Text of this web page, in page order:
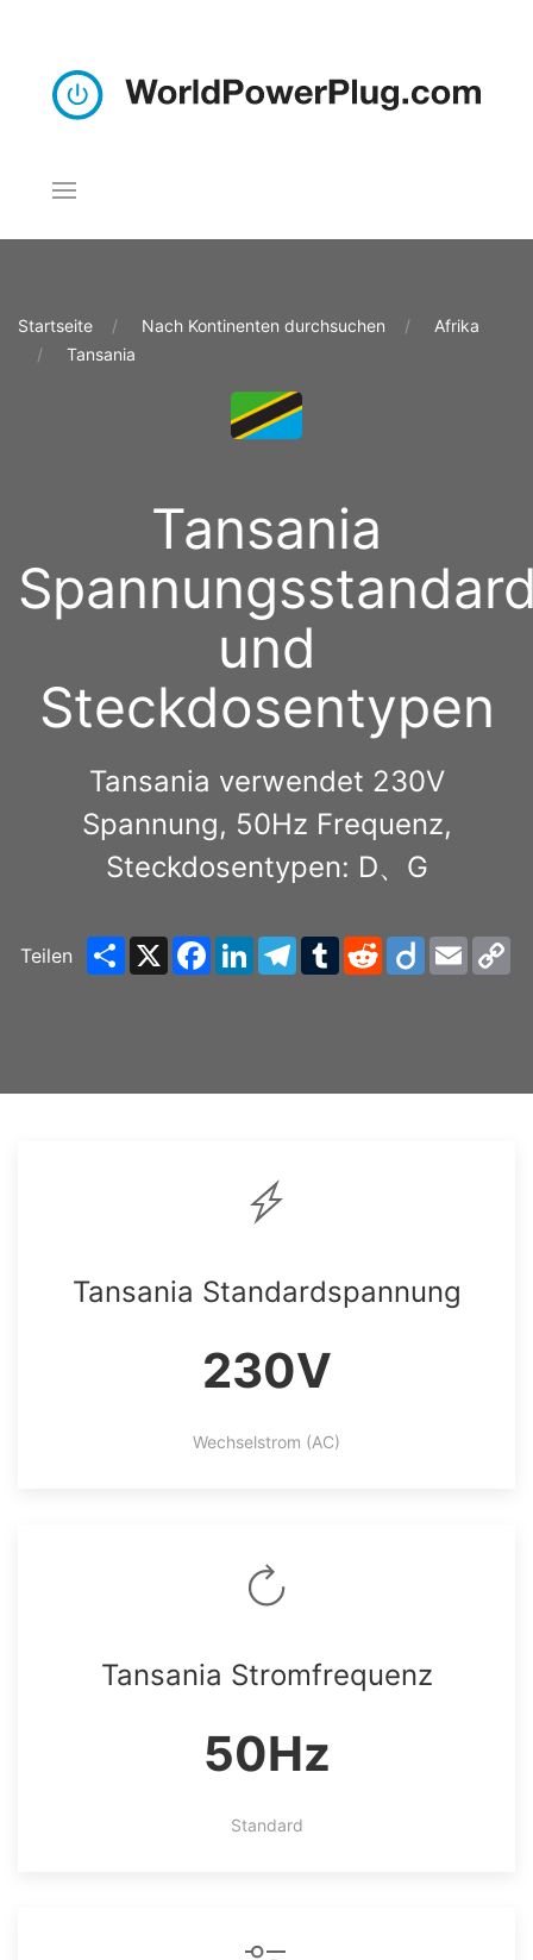
Startseite Nach Kontinenten durchsuchen
Afrika
Tansania
Tansania
und
Steckdosentypen
Tansania verwendet 230V
Spannung, 50Hz Frequenz,
Steckdosentypen: D、G
Teilen ShareX Facebook
LinkedInTelegram
TumblrRedditDiigo Email
Tansania Standardspannung
230V
Wechselstrom (AC)
Tansania Stromfrequenz
50Hz
Standard